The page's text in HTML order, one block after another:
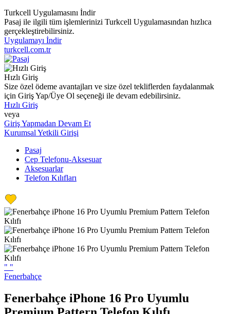
Turkcell Uygulamasını İndir
Pasaj ile ilgili tüm işlemlerinizi Turkcell Uygulamasından hızlıca
gerçekleştirebilirsiniz.
Uygulamayı İndir
turkcell.com.tr
Hızlı Giriş
Size özel ödeme avantajları ve size özel tekliflerden faydalanmak
için Giriş Yap/Üye Ol seçeneği ile devam edebilirsiniz.
Hızlı Giriş
veya
Giriş Yapmadan Devam Et
Kurumsal Yetkili Girişi
Pasaj
Cep Telefonu-Aksesuar
Aksesuarlar
Telefon Kılıfları
" "
Fenerbahçe
Fenerbahçe iPhone 16 Pro Uyumlu